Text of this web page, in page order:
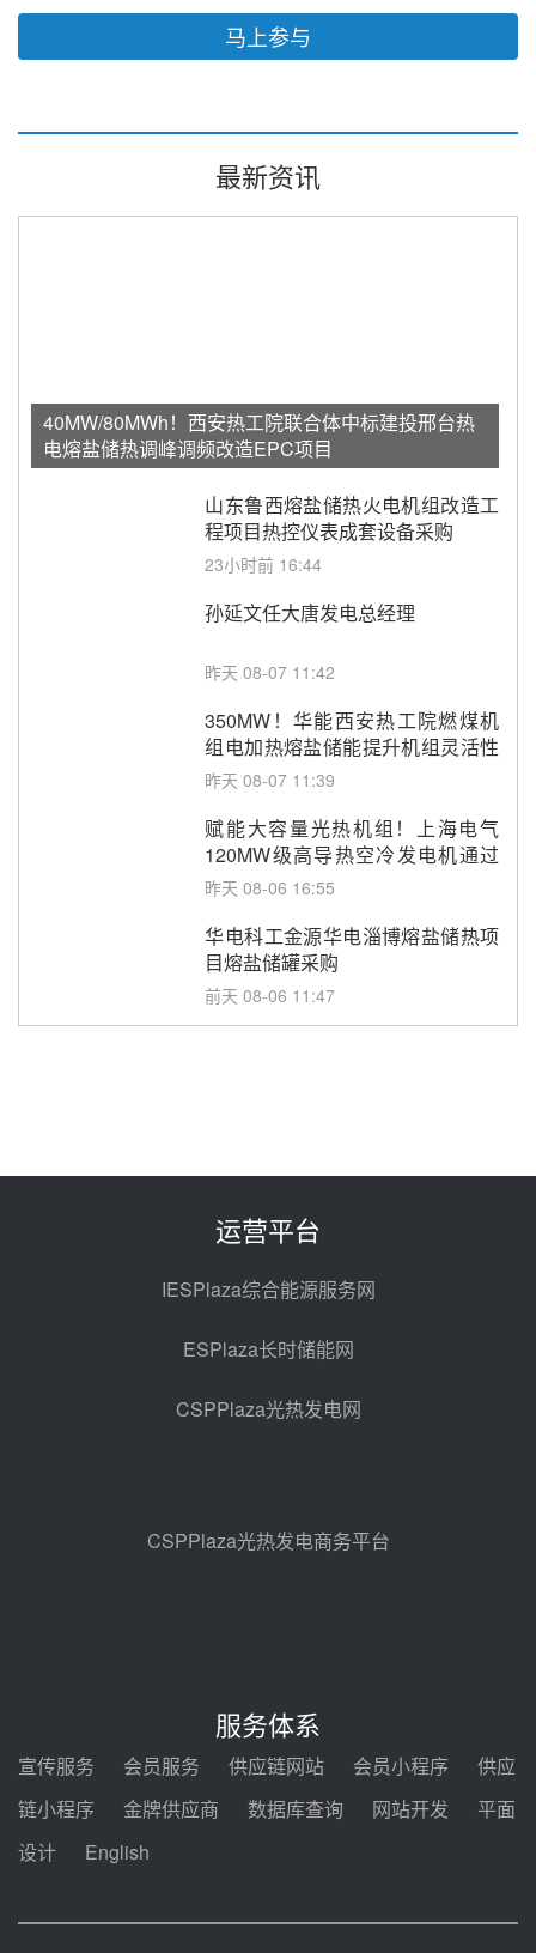
马上参与
最新资讯
40MW/80MWh！西安热工院联合体中标建投邢台热
电熔盐储热调峰调频改造EPC项目
山东鲁西熔盐储热火电机组改造工
程项目热控仪表成套设备采购
23小时前 16:44
孙延文任大唐发电总经理
昨天 08-07 11:42
350MW！华能西安热工院燃煤机
组电加热熔盐储能提升机组灵活性
改造项目初步设计第三方评审服务
昨天 08-07 11:39
赋能大容量光热机组！上海电气
120MW级高导热空冷发电机通过
型式试验
昨天 08-06 16:55
华电科工金源华电淄博熔盐储热项
目熔盐储罐采购
前天 08-06 11:47
光热示范电站二列蒸汽发生器设备
热发电工程EPC总承包项目熔盐截
昊森机电中标新疆华电天山北麓基
地100MW光热发电工程EPC总承
包项目熔盐介质超声波流量计采购
前天 08-05 17:09
08-05 14:48
2026-2029年熔盐介质框架协议
中能建华中试研院中标重能新疆
100MW光热项目机组调试及性能
规模化助力构建绿色低碳电力供给
运营平台
IESPlaza综合能源服务网
ESPlaza长时储能网
CSPPlaza光热发电网
CSPPlaza光热发电商务平台
服务体系
宣传服务 会员服务 供应链网站 会员小程序
供应
链小程序
金牌供应商 数据库查询 网站开发
平面
设计
English